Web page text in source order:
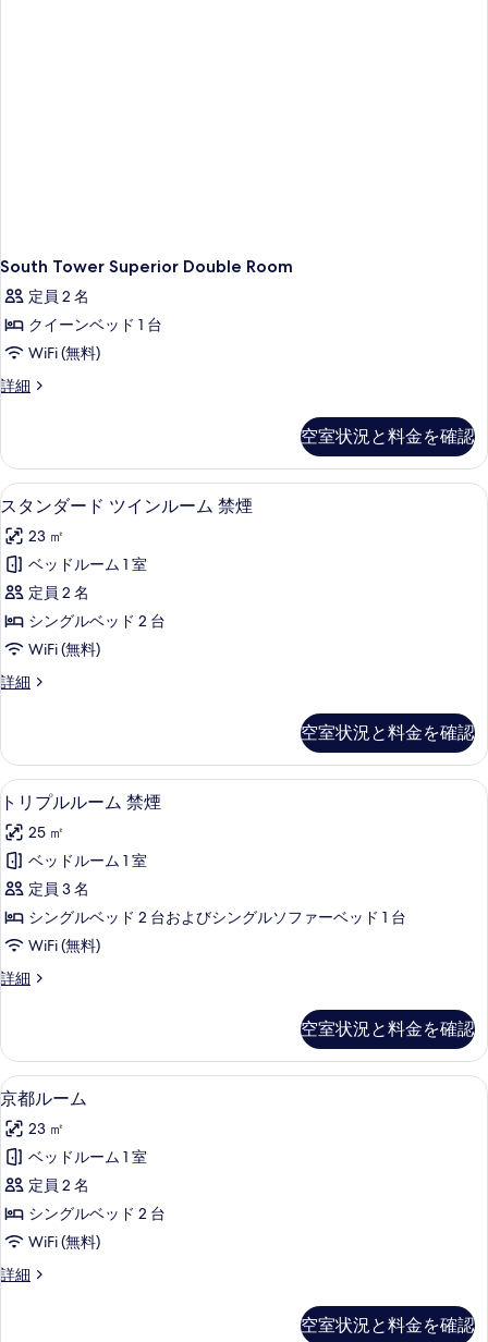
South Tower Superior Double Room
定員 2 名
クイーンベッド 1 台
WiFi (無料)
詳細
South
Room
の
詳
空室状況と料金を確認
ス
タ
ン
ダ
ー
ド
イ
ル
ー
ム
禁
煙
の
す
べ
て
真
を
表
示
す
る
羽毛の掛け布団、セーフティボック
11
スタンダード ツインルーム 禁煙
23 ㎡
ベッドルーム 1 室
定員 2 名
シングルベッド 2 台
WiFi (無料)
詳細
ス
ー
ド
ツ
ン
ル
ー
ム
禁
煙
の
詳
空室状況と料金を確認
ト
リ
プ
ル
ル
ー
禁
の
す
べ
て
の
写
真
を
表
トリプルルーム 禁煙 | 羽毛の掛け布
7
トリプルルーム 禁煙
25 ㎡
ベッドルーム 1 室
定員 3 名
シングルベッド 2 台およびシングルソファーベッド 1 台
WiFi (無料)
詳細
ト
ル
ー
ム
煙
の
詳
細
空室状況と料金を確認
京
都
ル
ー
ム
の
べ
京都ルーム | 羽毛の掛け布団、セー
12
京都ルーム
23 ㎡
ベッドルーム 1 室
定員 2 名
シングルベッド 2 台
WiFi (無料)
詳細
京
空室状況と料金を確認